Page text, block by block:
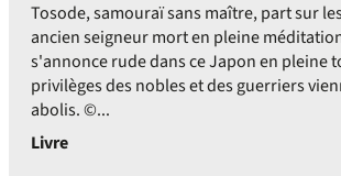
Tosode, samouraï sans maître, part sur
ancien seigneur mort en pleine
s'annonce rude dans ce Japon en pleine
privilèges des nobles et des guerriers
abolis. ©...
Livre